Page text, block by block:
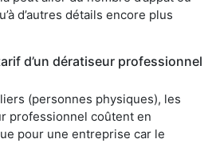
d’autres détails encore plus
d’un dératiseur professionnel
(personnes physiques), les
professionnel coûtent en
pour une entreprise car le